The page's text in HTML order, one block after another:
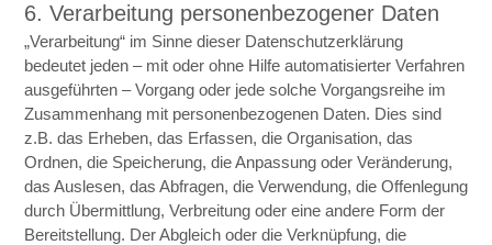
6. Verarbeitung personenbezogener Daten
„Verarbeitung“ im Sinne dieser Datenschutzerklärung
bedeutet jeden – mit oder ohne Hilfe automatisierter Verfahren
ausgeführten – Vorgang oder jede solche Vorgangsreihe im
Zusammenhang mit personenbezogenen Daten. Dies sind
z.B. das Erheben, das Erfassen, die Organisation, das
Ordnen, die Speicherung, die Anpassung oder Veränderung,
das Auslesen, das Abfragen, die Verwendung, die Offenlegung
durch Übermittlung, Verbreitung oder eine andere Form der
Bereitstellung. Der Abgleich oder die Verknüpfung, die